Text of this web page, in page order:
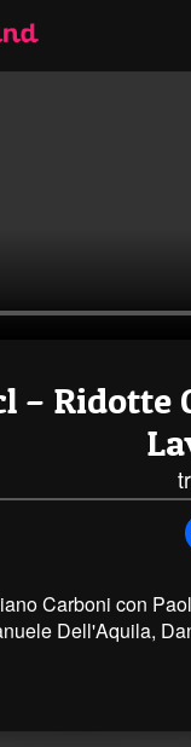
– Ridotte
Carboni con
Dell'Aquila,